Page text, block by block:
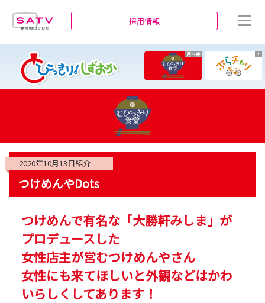
採用情報
月～金 土
2020年10月13日紹介
つけめんやDots
つけめんで有名な「大勝軒みしま」が
プロデュースした
女性店主が営むつけめんやさん
女性にも来てほしいと外観などはかわ
いらしくしてあります！